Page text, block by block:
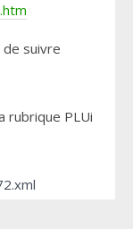
suivre
rubrique PLUi